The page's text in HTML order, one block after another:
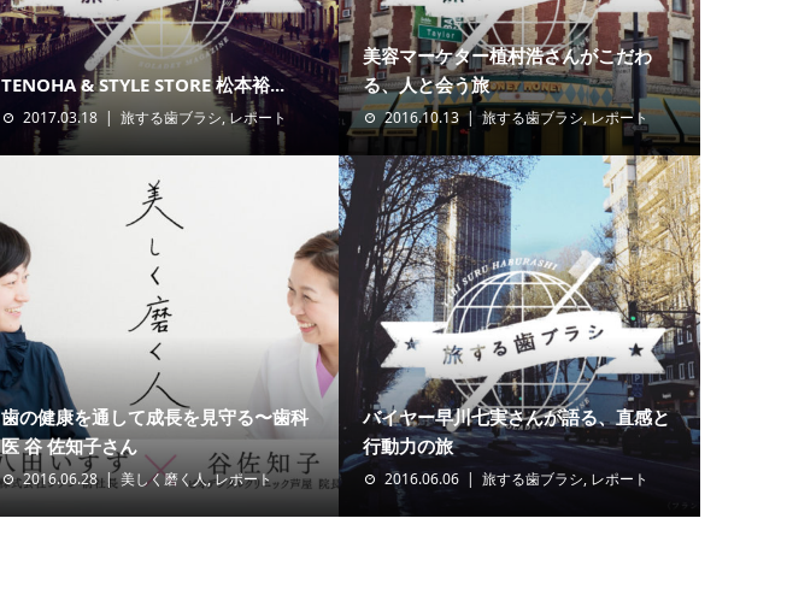
TENOHA & STYLE STORE 松本裕...
2017.03.18 旅する歯ブラシ,レポート
美容マーケター植村浩さんがこだわ
る、人と会う旅
2016.10.13 旅する歯ブラシ,レポート
歯の健康を通して成長を見守る〜歯科
医 谷 佐知子さん
2016.06.28 美しく磨く人,レポート
バイヤー早川七実さんが語る、直感と
行動力の旅
2016.06.06 旅する歯ブラシ, レポート